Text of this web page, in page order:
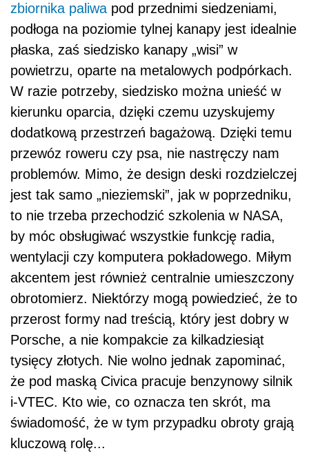
zbiornika paliwa pod przednimi siedzeniami,
podłoga na poziomie tylnej kanapy jest idealnie
płaska, zaś siedzisko kanapy „wisi” w
powietrzu, oparte na metalowych podpórkach.
W razie potrzeby, siedzisko można unieść w
kierunku oparcia, dzięki czemu uzyskujemy
dodatkową przestrzeń bagażową. Dzięki temu
przewóz roweru czy psa, nie nastręczy nam
problemów. Mimo, że design deski rozdzielczej
jest tak samo „nieziemski”, jak w poprzedniku,
to nie trzeba przechodzić szkolenia w NASA,
by móc obsługiwać wszystkie funkcję radia,
wentylacji czy komputera pokładowego. Miłym
akcentem jest również centralnie umieszczony
obrotomierz. Niektórzy mogą powiedzieć, że to
przerost formy nad treścią, który jest dobry w
Porsche, a nie kompakcie za kilkadziesiąt
tysięcy złotych. Nie wolno jednak zapominać,
że pod maską Civica pracuje benzynowy silnik
i-VTEC. Kto wie, co oznacza ten skrót, ma
świadomość, że w tym przypadku obroty grają
kluczową rolę...